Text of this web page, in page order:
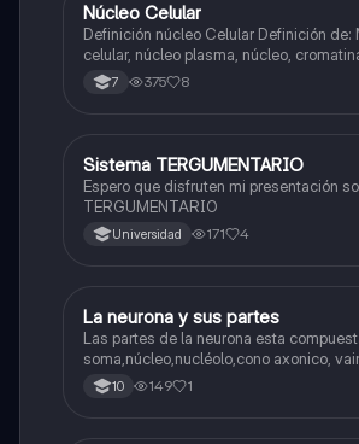
Biologia
Núcleo Celular
Definición núcleo Celular Definición de: Membrana
celular, núcleo plasma, núcleo,
Interfase Fases de la interfase
7 375 8
Biologia
Sistema TERGUMENTARIO
Espero que disfruten mi presentación
TERGUMENTARIO
Universidad 171 4
Biologia
La neurona y sus partes
Las partes de la neurona esta
soma,núcleo,nucléolo,cono axonico,
mielina,celula schwan,núcleo de
Ranvier,terminal axonico Arborizacion
10 149 1